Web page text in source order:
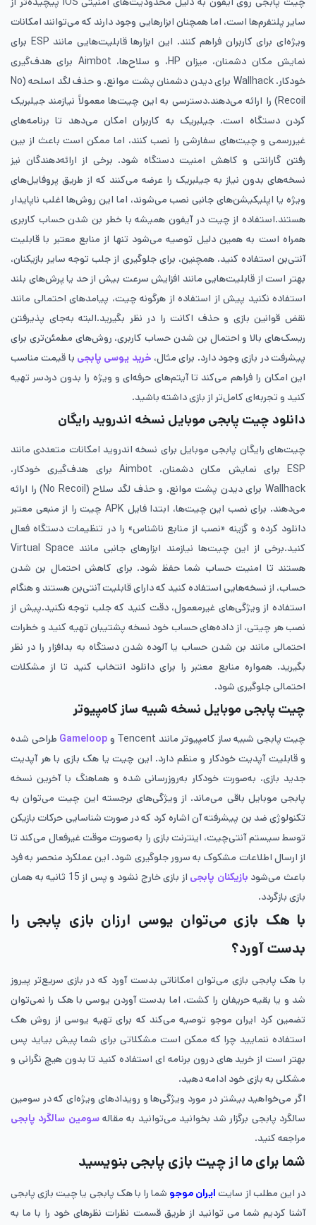
سایر پلتفرم‌ها است، اما همچنان ابزارهایی وجود دارند که می‌توانند امکانات
ویژه‌ای برای کاربران فراهم کنند. این ابزارها قابلیت‌هایی مانند ESP برای
نمایش مکان دشمنان، میزان HP، و سلاح‌ها، Aimbot برای هدف‌گیری
خودکار، Wallhack برای دیدن دشمنان پشت موانع، و حذف لگد اسلحه (No
Recoil) را ارائه می‌دهند.دسترسی به این چیت‌ها معمولاً نیازمند جیلبریک
کردن دستگاه است. جیلبریک به کاربران امکان می‌دهد تا برنامه‌های
غیررسمی و چیت‌های سفارشی را نصب کنند، اما ممکن است باعث از بین
رفتن گارانتی و کاهش امنیت دستگاه شود. برخی از ارائه‌دهندگان نیز
نسخه‌های بدون نیاز به جیلبریک را عرضه می‌کنند که از طریق پروفایل‌های
ویژه یا اپلیکیشن‌های جانبی نصب می‌شوند، اما این روش‌ها اغلب ناپایدار
هستند.استفاده از چیت در آیفون همیشه با خطر بن شدن حساب کاربری
همراه است به همین دلیل توصیه می‌شود تنها از منابع معتبر با قابلیت
آنتی‌بن استفاده کنید. همچنین، برای جلوگیری از جلب توجه سایر بازیکنان،
بهتر است از قابلیت‌هایی مانند افزایش سرعت بیش از حد یا پرش‌های بلند
استفاده نکنید پیش از استفاده از هرگونه چیت، پیامدهای احتمالی مانند
نقض قوانین بازی و حذف اکانت را در نظر بگیرید.البته به‌جای پذیرفتن
ریسک‌های بالا و احتمال بن شدن حساب کاربری، روش‌های مطمئن‌تری برای
پیشرفت در بازی وجود دارد. برای مثال، خرید یوسی پابجی با قیمت مناسب
این امکان را فراهم می‌کند تا آیتم‌های حرفه‌ای و ویژه را بدون دردسر تهیه
کنید و تجربه‌ای کامل‌تر از بازی داشته باشید.
دانلود چیت پابجی موبایل نسخه اندروید رایگان
چیت‌های رایگان پابجی موبایل برای نسخه اندروید امکانات متعددی مانند
ESP برای نمایش مکان دشمنان، Aimbot برای هدف‌گیری خودکار،
Wallhack برای دیدن پشت موانع، و حذف لگد سلاح (No Recoil) را ارائه
می‌دهند. برای نصب این چیت‌ها، ابتدا فایل APK چیت را از منبعی معتبر
دانلود کرده و گزینه «نصب از منابع ناشناس» را در تنظیمات دستگاه فعال
کنید.برخی از این چیت‌ها نیازمند ابزارهای جانبی مانند Virtual Space
هستند تا امنیت حساب شما حفظ شود. برای کاهش احتمال بن شدن
حساب، از نسخه‌هایی استفاده کنید که دارای قابلیت آنتی‌بن هستند و هنگام
استفاده از ویژگی‌های غیرمعمول، دقت کنید که جلب توجه نکنید.پیش از
نصب هر چیتی، از داده‌های حساب خود نسخه پشتیبان تهیه کنید و خطرات
احتمالی مانند بن شدن حساب یا آلوده شدن دستگاه به بدافزار را در نظر
بگیرید. همواره منابع معتبر را برای دانلود انتخاب کنید تا از مشکلات
احتمالی جلوگیری شود.
چیت پابجی موبایل نسخه شبیه ساز کامپیوتر
چیت پابجی شبیه ساز کامپیوتر مانند Tencent و Gameloop طراحی شده
و قابلیت آپدیت خودکار و منظم دارد. این چیت یا هک بازی با هر آپدیت
جدید بازی، به‌صورت خودکار به‌روزرسانی شده و هماهنگ با آخرین نسخه
پابجی موبایل باقی می‌ماند. از ویژگی‌های برجسته این چیت می‌توان به
تکنولوژی ضد بن پیشرفته آن اشاره کرد که در صورت شناسایی حرکات بازیکن
توسط سیستم آنتی‌چیت، اینترنت بازی را به‌صورت موقت غیرفعال می‌کند تا
از ارسال اطلاعات مشکوک به سرور جلوگیری شود. این عملکرد منحصر به فرد
باعث می‌شود بازیکنان پابجی
از بازی خارج نشود و پس از 15 ثانیه به همان
بازی بازگردد.
با هک بازی می‌توان یوسی ارزان بازی پابجی را
بدست آورد؟
با هک پابجی بازی می‌توان امکاناتی بدست آورد که در بازی سریع‌تر پیروز
شد و یا بقیه حریفان را کشت، اما بدست آوردن یوسی با هک را نمی‌توان
تضمین کرد ایران موجو توصیه می‌کند که برای تهیه یوسی از روش هک
استفاده ننمایید چرا که ممکن است مشکلاتی برای شما پیش بیاید پس
بهتر است از خرید های درون برنامه ای استفاده کنید تا بدون هیچ نگرانی و
مشکلی به بازی خود ادامه دهید.
اگر می‌خواهید بیشتر در مورد ویژگی‌ها و رویدادهای ویژه‌ای که در سومین
سالگرد پابجی برگزار شد بخوانید می‌توانید به مقالهسومین سالگرد پابجی
مراجعه کنید.
شما برای ما از چیت بازی پابجی بنویسید
در این مطلب از سایت ایران موجو شما را با هک پابجی یا چیت بازی پابجی
آشنا کردیم شما می توانید از طریق قسمت نظرات نظرهای خود را با ما به